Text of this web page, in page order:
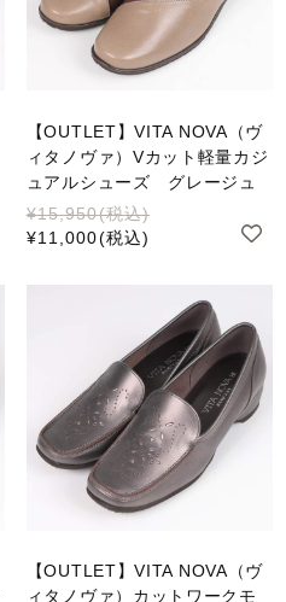
【OUTLET】VITA NOVA（ヴ
ィタノヴァ）Vカット軽量カジ
ュアルシューズ グレージュ
¥15,950(税込)
¥11,000(税込)
【OUTLET】VITA NOVA（ヴ
ィタノヴァ）カットワークモ